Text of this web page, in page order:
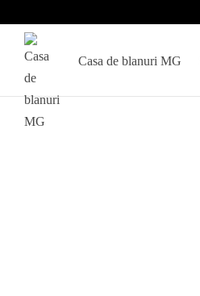
Casa de blanuri MG